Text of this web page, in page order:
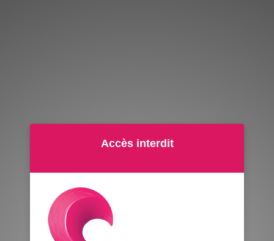
Accès interdit